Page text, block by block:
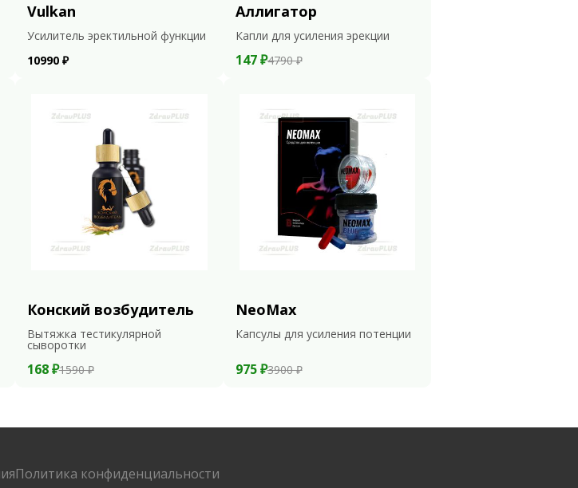
Vulkan
Усилитель эректильной функции
10990 ₽
Аллигатор
Капли для усиления эрекции
147 ₽4790 ₽
Конский возбудитель
Вытяжка тестикулярной
сыворотки
168 ₽1590 ₽
NeoMax
Капсулы для усиления потенции
975 ₽3900 ₽
Политика конфиденциальности